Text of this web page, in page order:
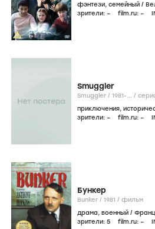
фэнтези, семейный /
зрители: – film.ru: –
Smuggler
Smuggler / 1981-... /
приключения,
зрители: – film.ru: –
Бункер
Bunker / 1981 / фильм
драма, военный /
зрители: 5 film.ru: –